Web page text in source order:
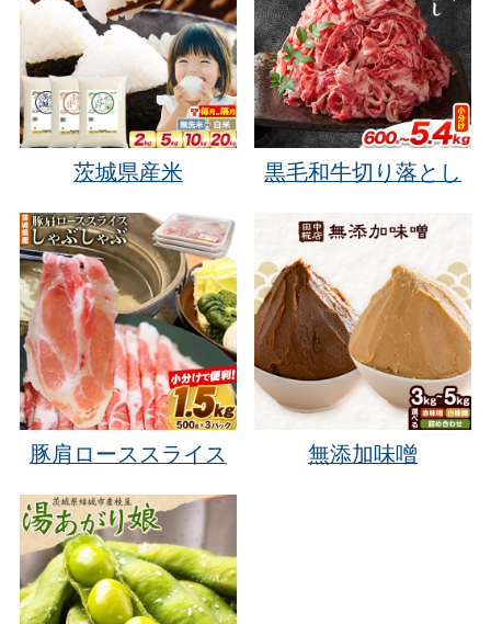
茨城県産米 黒毛和牛切り落とし
豚肩ローススライス 無添加味噌